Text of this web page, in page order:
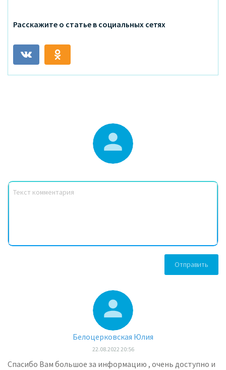
Расскажите о статье в социальных сетях
Отправить
Белоцерковская Юлия
22.08.2022 20:56
Спасибо Вам большое за информацию , очень доступно и